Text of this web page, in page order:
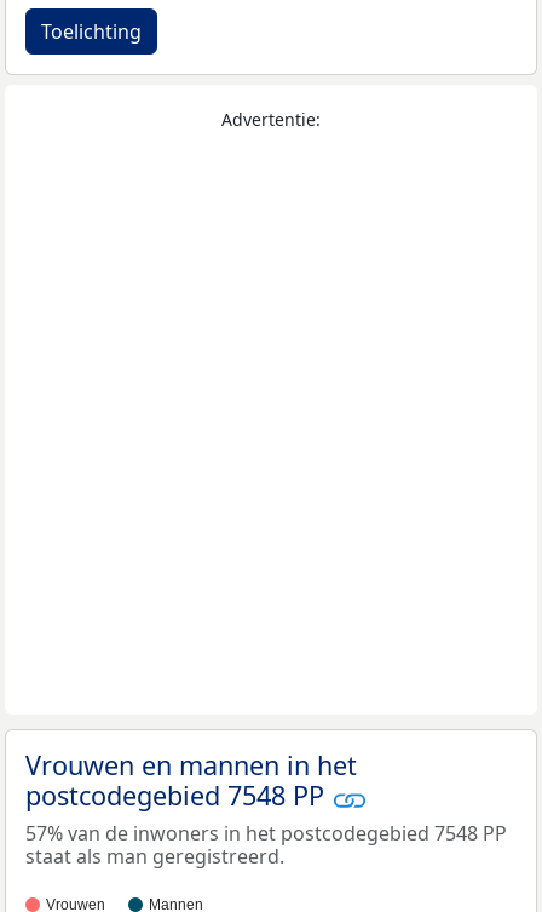
Toelichting
Advertentie:
Vrouwen en mannen in het
postcodegebied 7548 PP
57% van de inwoners in het postcodegebied 7548 PP
staat als man geregistreerd.
Vrouwen Mannen